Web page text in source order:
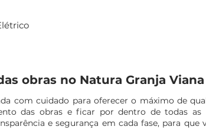
obras no Natura Granja Viana
com cuidado para oferecer o máximo de
das obras e ficar por dentro de todas as
e segurança em cada fase, para que